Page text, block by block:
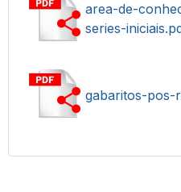
area-de-
series-
gabaritos-pos-